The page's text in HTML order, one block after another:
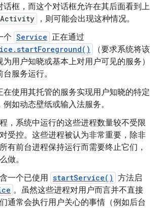
话框，而这个对话框允许在其后面看到上
Activity
，则可能会出现这种情况。
个 Service 正在通过
（要求系统将该
为用户知晓或基本上对用户可见的服务）
服务运行。
在使用其托管的服务实现用户知晓的特定
例如动态壁纸或输入法服务。
，系统中运行的这些进程数量较不受限
受控。这些进程被认为非常重要，除非
有前台进程保持运行而需要终止它们，
做。
一个已使用 startService() 方法启
。虽然这些进程对用户而言并不直接
通常会执行用户关心的事情（例如后台